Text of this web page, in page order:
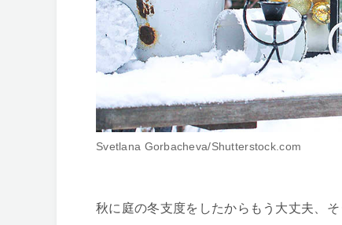
Svetlana Gorbacheva/Shutterstock.com
秋に庭の冬支度をしたからもう大丈夫、